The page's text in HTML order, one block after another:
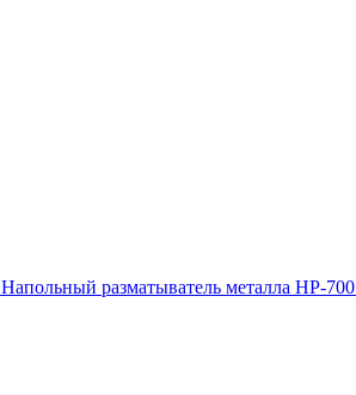
Напольный разматыватель металла HP-700